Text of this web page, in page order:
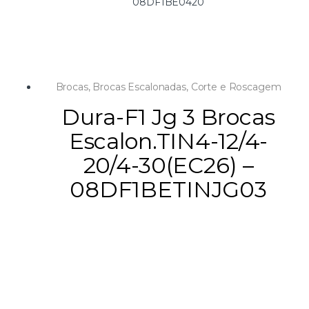
Brocas, Brocas Escalonadas, Corte e Roscagem
Dura-F1 Jg 3 Brocas
Escalon.TIN4-12/4-
20/4-30(EC26) –
08DF1BETINJG03